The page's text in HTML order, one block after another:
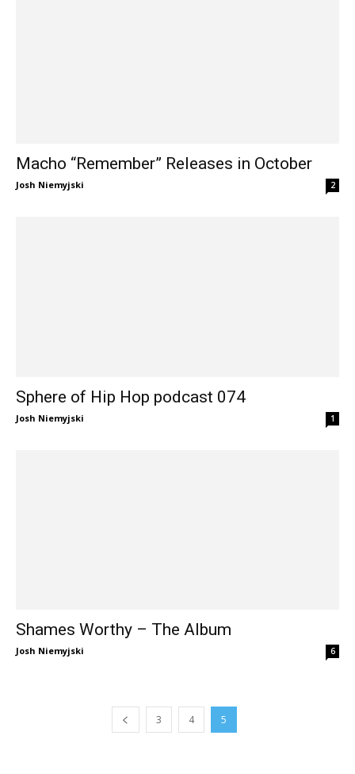
Macho “Remember” Releases in October
Josh Niemyjski 2
Sphere of Hip Hop podcast 074
Josh Niemyjski 1
Shames Worthy – The Album
Josh Niemyjski 6
3 4 5